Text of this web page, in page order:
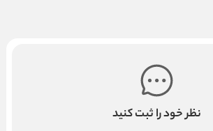
نظر خود را ثبت کنید